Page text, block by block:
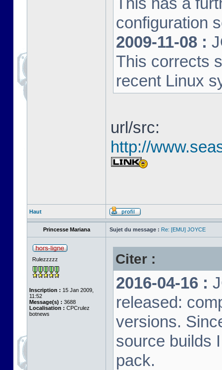
configuration
2009-11-08 :
This corrects
recent Linux
url/src:
http://
Haut
Princesse Mariana Sujet du message : Re: [EMU] JOYCE
Rulezzzzz
Inscription : 15 Jan 2009,
11:52
Message(s) : 3688
Localisation : CPCrulez
botnews
Citer :
2016-04-16 :
released:
versions.
source builds
pack.